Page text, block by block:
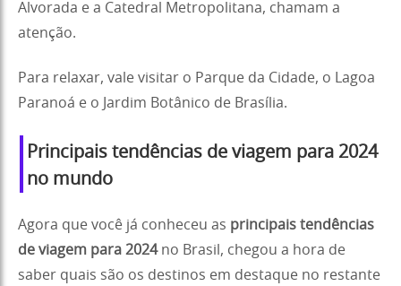
Alvorada e a Catedral Metropolitana, chamam a
atenção.
Para relaxar, vale visitar o Parque da Cidade, o Lagoa
Paranoá e o Jardim Botânico de Brasília.
Principais tendências de viagem para 2024
no mundo
Agora que você já conheceu as principais tendências
de viagem para 2024no Brasil, chegou a hora de
saber quais são os destinos em destaque no restante